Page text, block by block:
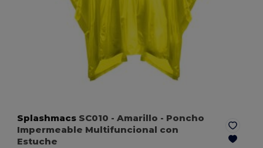
Splashmacs SC010 - Amarillo - Poncho
Impermeable Multifuncional con
Estuche